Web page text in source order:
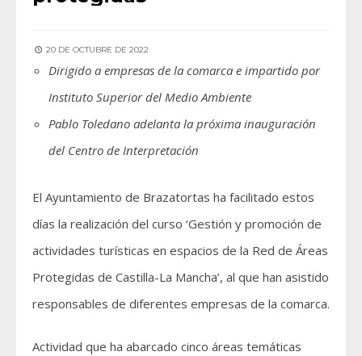
20 DE OCTUBRE DE 2022
Dirigido a empresas de la comarca e impartido por
Instituto Superior del Medio Ambiente
Pablo Toledano adelanta la próxima inauguración
del Centro de Interpretación
El Ayuntamiento de Brazatortas ha facilitado estos
días la realización del curso ‘Gestión y promoción de
actividades turísticas en espacios de la Red de Áreas
Protegidas de Castilla-La Mancha’, al que han asistido
responsables de diferentes empresas de la comarca.
Actividad que ha abarcado cinco áreas temáticas